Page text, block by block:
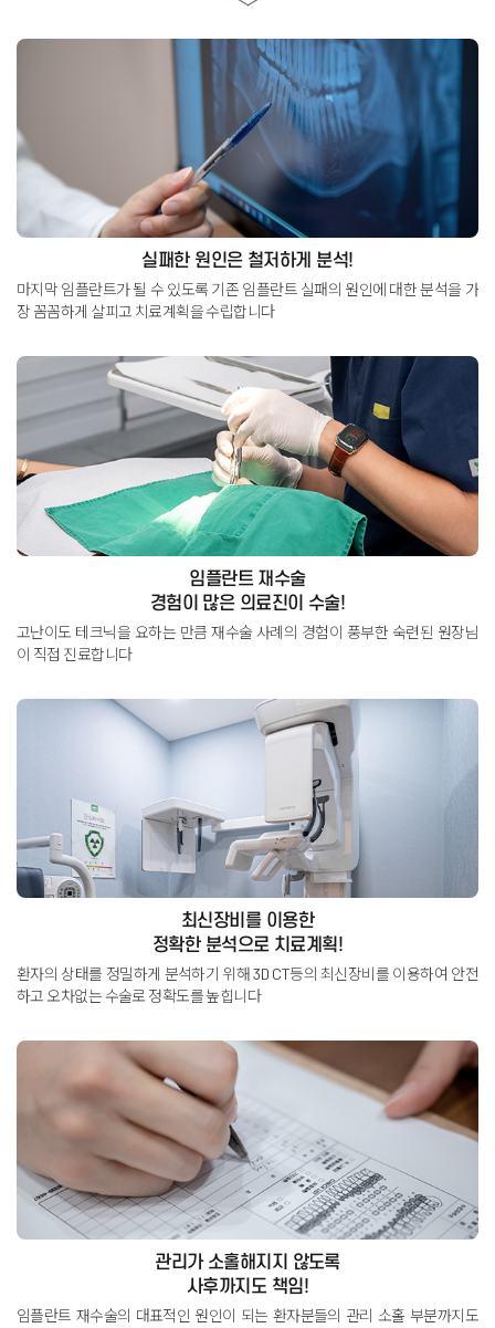
실패한 원인은 철저하게 분석!
마지막 임플란트가 될 수 있도록 기존 임플란트 실패의 원인에 대한 분석을 가
장 꼼꼼하게 살피고 치료계획을 수립합니다
임플란트 재수술
경험이 많은 의료진이 수술!
고난이도 테크닉을 요하는 만큼 재수술 사례의 경험이 풍부한 숙련된 원장님
이 직접 진료합니다
최신장비를 이용한
정확한 분석으로 치료계획!
환자의 상태를 정밀하게 분석하기 위해 3D CT등의 최신장비를 이용하여 안전
하고 오차없는 수술로 정확도를 높힙니다
관리가 소홀해지지 않도록
사후까지도 책임!
임플란트 재수술의 대표적인 원인이 되는 환자분들의 관리 소홀 부분까지도